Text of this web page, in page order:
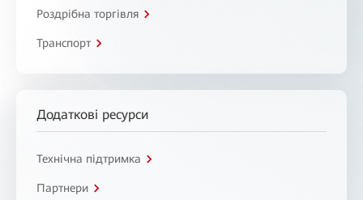
Роздрібна торгівля
Транспорт
Додаткові ресурси
Технічна підтримка
Партнери